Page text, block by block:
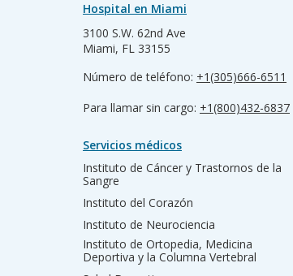
Hospital en Miami
3100 S.W. 62nd Ave
Miami, FL 33155
Número de teléfono: +1(305)666-6511
Para llamar sin cargo: +1(800)432-6837
Servicios médicos
Instituto de Cáncer y Trastornos de la
Sangre
Instituto del Corazón
Instituto de Neurociencia
Instituto de Ortopedia, Medicina
Deportiva y la Columna Vertebral